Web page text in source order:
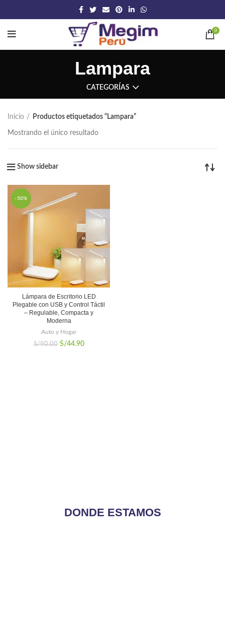
0
Lampara
CATEGORÍAS
Inicio Productos etiquetados “Lampara”
Mostrando el único resultado
Show sidebar
-50%
Lámpara de Escritorio LED
Plegable con USB y Control Táctil
– Regulable, Compacta y
Moderna
Auto y Hogar
S/90.00 El
S/44.90El
DONDE ESTAMOS